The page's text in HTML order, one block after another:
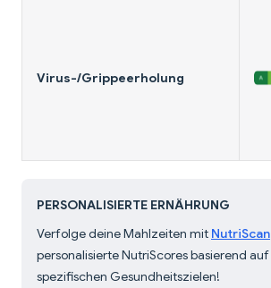
Virus-/Grippeerholung
PERSONALISIERTE ERNÄHRUNG
Verfolge deine Mahlzeiten mit NutriScan
personalisierte NutriScores basierend
spezifischen Gesundheitszielen!